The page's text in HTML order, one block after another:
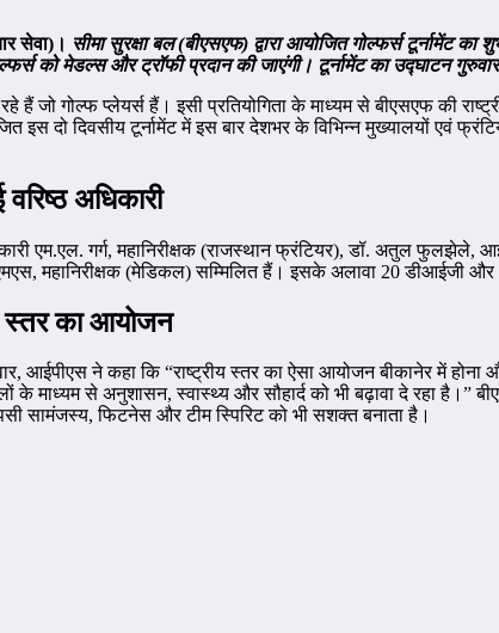
सेवा) । सीमा सुरक्षा बल (बीएसएफ) द्वारा आयोजित गोल्फर्स टूर्नामेंट का
को मेडल्स और ट्रॉफी प्रदान की जाएंगी। टूर्नामेंट का उद्घाटन
हैं जो गोल्फ प्लेयर्स हैं। इसी प्रतियोगिता के माध्यम से बीएसएफ की
इस दो दिवसीय टूर्नामेंट में इस बार देशभर के विभिन्न मुख्यालयों एवं
अधिकारी
एम.एल. गर्ग, महानिरीक्षक (राजस्थान फ्रंटियर), डॉ. अतुल फुलझेले,
महानिरीक्षक (मेडिकल) सम्मिलित हैं। इसके अलावा 20 डीआईजी और
स्तर का आयोजन
आईपीएस ने कहा कि “राष्ट्रीय स्तर का ऐसा आयोजन बीकानेर में
के माध्यम से अनुशासन, स्वास्थ्य और सौहार्द को भी बढ़ावा दे रहा
सामंजस्य, फिटनेस और टीम स्पिरिट को भी सशक्त बनाता है।